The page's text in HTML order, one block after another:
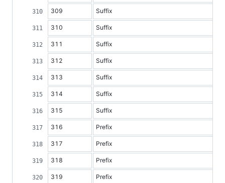
309 Suffix
310 Suffix
311 Suffix
312 Suffix
313 Suffix
314 Suffix
315 Suffix
316 Prefix
317 Prefix
318 Prefix
319 Prefix